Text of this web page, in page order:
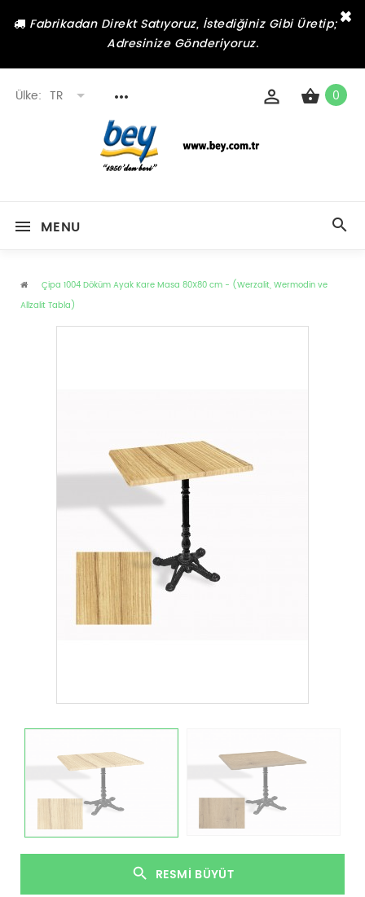
×
Fabrikadan Direkt Satıyoruz, İstediğiniz Gibi Üretip;
Adresinize Gönderiyoruz.
Ülke: TR 0
MENU
Çipa 1004 Döküm Ayak Kare Masa 80X80 cm - (Werzalit, Wermodin ve
Allzalit Tabla)
RESMI BÜYÜT